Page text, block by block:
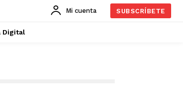
Mi cuenta SUBSCRÍBETE
Digital